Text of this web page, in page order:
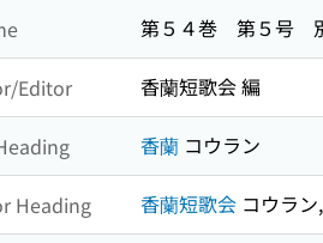
第５４巻 第５号
Editor 香蘭短歌会 編
香蘭 コウラン
Heading 香蘭短歌会 コウラ